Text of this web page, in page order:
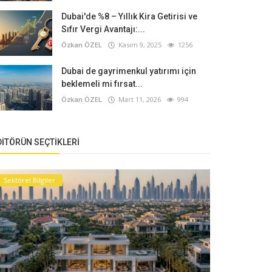
Dubai'de %8 – Yıllık Kira Getirisi ve
Sıfır Vergi Avantajı:...
Özkan ÖZEL Kasım 9, 2025 1256
Dubai de gayrimenkul yatırımı için
beklemeli mi fırsat...
Özkan ÖZEL Mart 11, 2026 994
SEÇTIKLERI
Sektörel Bilgiler